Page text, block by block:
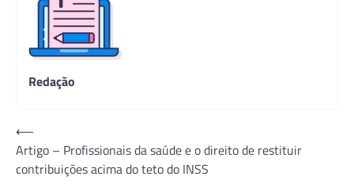
Redação
Navegação
de
Post
⟵
Artigo – Profissionais da saúde e o direito de restituir
contribuições acima do teto do INSS